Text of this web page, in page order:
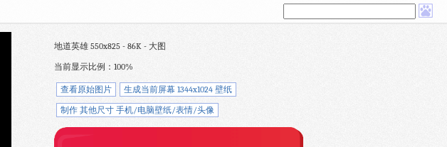
地道英雄 550x825 - 86K - 大图
当前显示比例：100%
查看原始图片 生成当前屏幕 1344x1024 壁纸
制作 其他尺寸 手机/电脑壁纸/表情/头像